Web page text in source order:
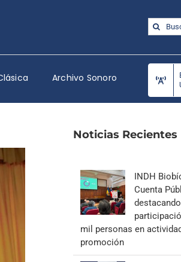
Buscar:
Archivo Sonoro
Noticias Recientes
INDH
Cuenta
mil personas en
promoción